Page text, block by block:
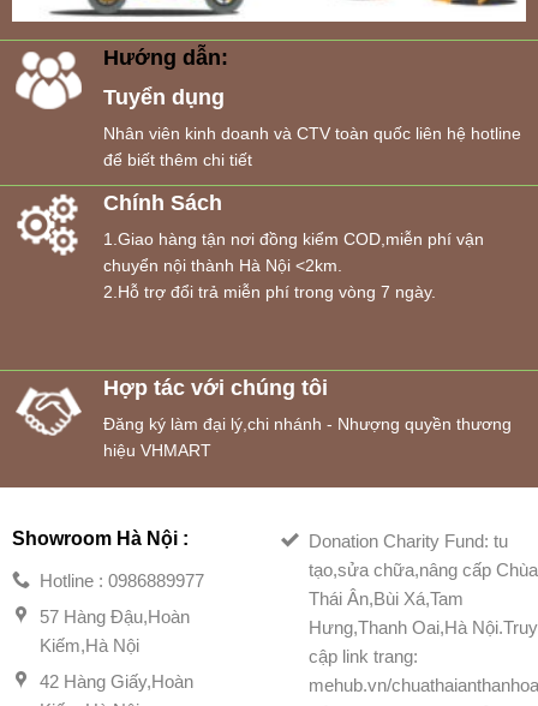
Hướng dẫn:
Tuyển dụng
Nhân viên kinh doanh và CTV toàn quốc liên hệ hotline
để biết thêm chi tiết
Chính Sách
1.Giao hàng tận nơi đồng kiểm COD,miễn phí vận
chuyển nội thành Hà Nội <2km.
2.Hỗ trợ đổi trả miễn phí trong vòng 7 ngày.
Hợp tác với chúng tôi
Đăng ký làm đại lý,chi nhánh - Nhượng quyền thương
hiệu VHMART
Showroom Hà Nội :
Hotline : 0986889977
57 Hàng Đậu,Hoàn
Kiếm,Hà Nội
42 Hàng Giấy,Hoàn
Donation Charity Fund: tu
tạo,sửa chữa,nâng cấp Chùa
Thái Ân,Bùi Xá,Tam
Hưng,Thanh Oai,Hà Nội.Truy
cập link trang:
mehub.vn/